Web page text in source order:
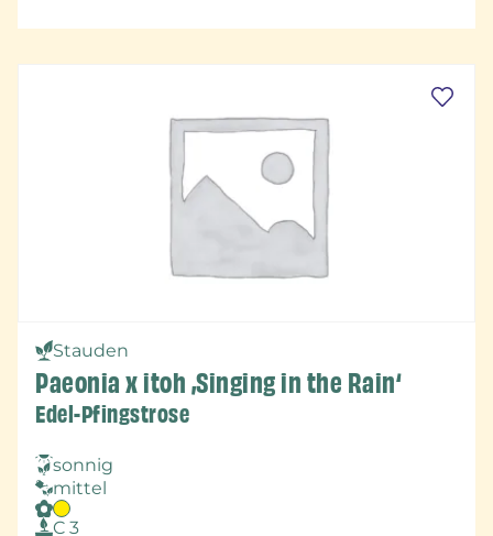
Stauden
Paeonia x itoh ‚Singing in the Rain‘
Edel-Pfingstrose
sonnig
mittel
C 3